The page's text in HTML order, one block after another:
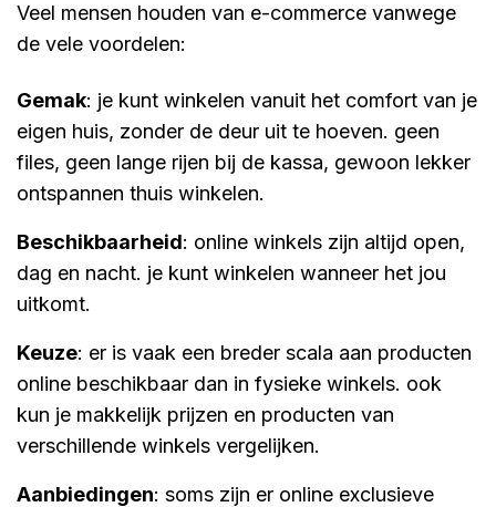
Veel mensen houden van e-commerce vanwege
de vele voordelen:
gemak: je kunt winkelen vanuit het comfort van je
eigen huis, zonder de deur uit te hoeven. geen
files, geen lange rijen bij de kassa, gewoon lekker
ontspannen thuis winkelen.
beschikbaarheid: online winkels zijn altijd open,
dag en nacht. je kunt winkelen wanneer het jou
uitkomt.
keuze: er is vaak een breder scala aan producten
online beschikbaar dan in fysieke winkels. ook
kun je makkelijk prijzen en producten van
verschillende winkels vergelijken.
aanbiedingen: soms zijn er online exclusieve